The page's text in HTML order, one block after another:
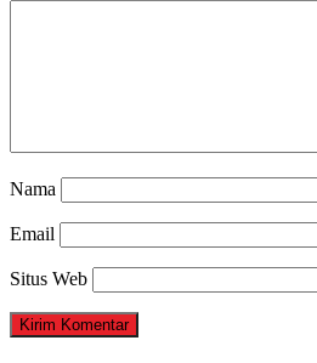
Nama
Email
Situs Web